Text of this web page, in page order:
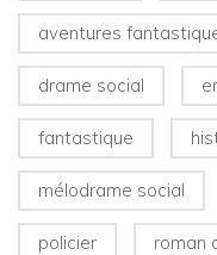
aventures
drame social
fantastique
mélodrame social
policier roman